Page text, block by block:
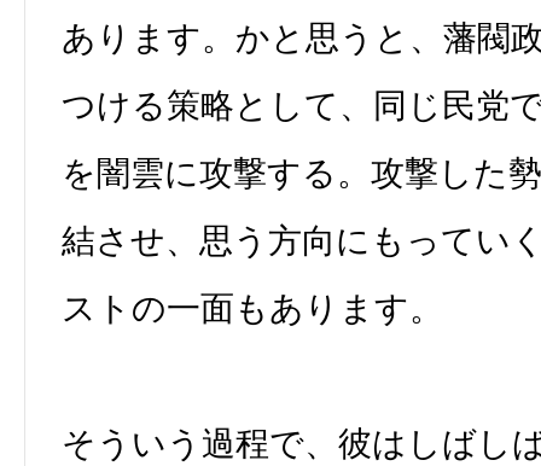
あります。かと思うと、藩閥
つける策略として、同じ民党
を闇雲に攻撃する。攻撃した
結させ、思う方向にもってい
ストの一面もあります。
そういう過程で、彼はしばし